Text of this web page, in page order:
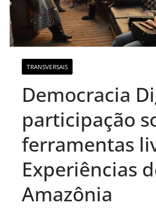
TRANSVERSAIS
Democracia
participação
ferramentas
Experiências
Amazônia